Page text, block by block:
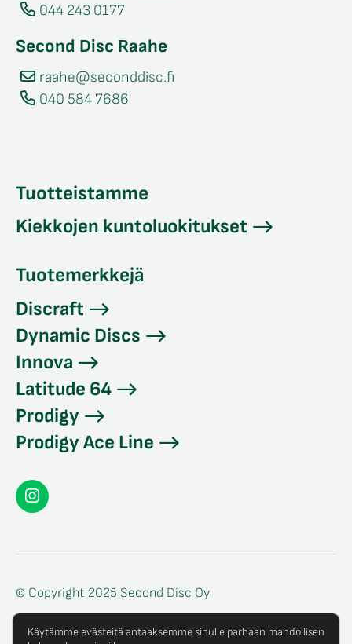
044 243 0177
Second Disc Raahe
raahe@seconddisc.fi
040 584 7686
Tuotteistamme
Kiekkojen kuntoluokitukset
Tuotemerkkejä
Discraft
Dynamic Discs
Innova
Latitude 64
Prodigy
Prodigy Ace Line
Seconddisc
© Copyright 2025 Second Disc Oy
Tietosuojaseloste
Käytämme evästeitä antaaksemme sinulle parhaan mahdollisen